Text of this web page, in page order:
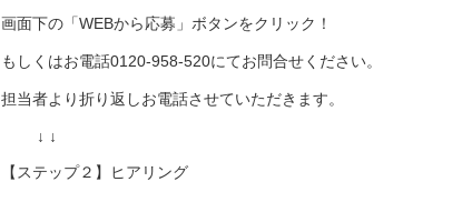
画面下の「WEBから応募」ボタンをクリック！
もしくはお電話0120-958-520にてお問合せください。
担当者より折り返しお電話させていただきます。
↓ ↓
【ステップ２】ヒアリング